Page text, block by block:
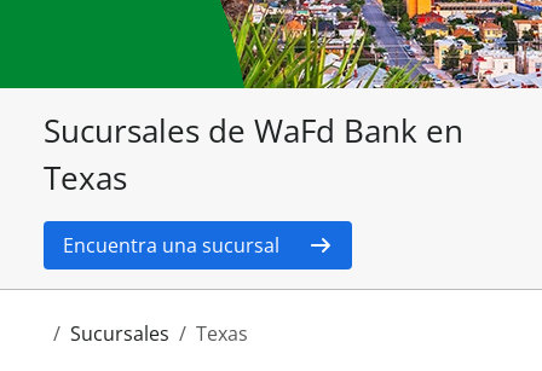
Sucursales de WaFd Bank en
Texas
Encuentra una sucursal
Sucursales Texas